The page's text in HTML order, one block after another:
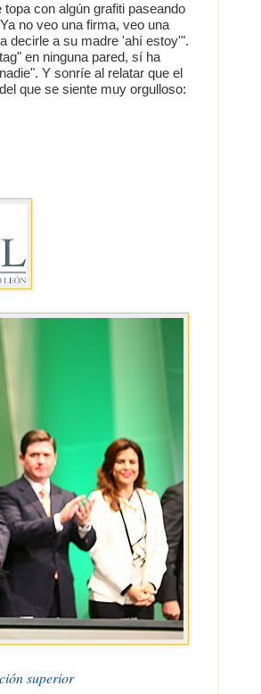
topa con algún grafiti paseando
no veo una firma, veo una
decirle a su madre 'ahí estoy'".
en ninguna pared, sí ha
Y sonríe al relatar que el
que se siente muy orgulloso:
superior